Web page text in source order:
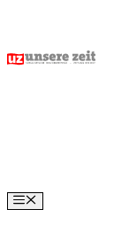
content
Menu